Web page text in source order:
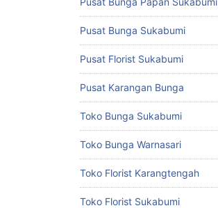
Pusat Bunga Sukabumi
Pusat Florist Sukabumi
Pusat Karangan Bunga
Toko Bunga Sukabumi
Toko Bunga Warnasari
Toko Florist Karangtengah
Toko Florist Sukabumi